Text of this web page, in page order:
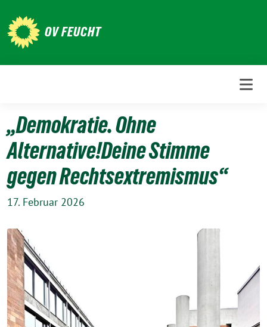
zum
Inhalt
OV FEUCHT
„Demokratie. Ohne
Alternative!Deine Stimme
gegen Rechtsextremismus“
17. Februar 2026